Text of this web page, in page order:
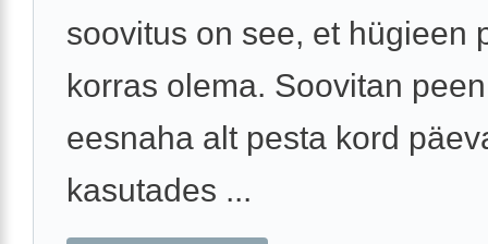
soovitus on see, et hügieen
korras olema. Soovitan
eesnaha alt pesta kord
kasutades ...